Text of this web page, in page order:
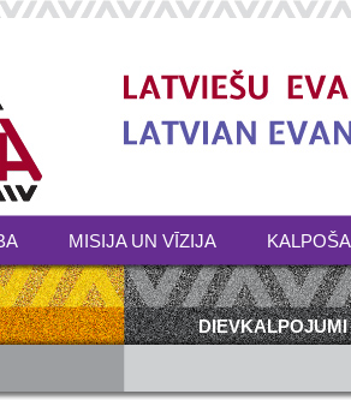
MISIJA UN VĪZIJA
DIEVKALPOJUMI